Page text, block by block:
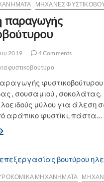
ΜΗΧΑΝΈΣ
παραγωγής
2019
4 Comments
φυστικοβούτυρο
φυστικοβούτυρου
, σουσαμιού , σοκολάτας.
μύλου για άλεση
αράπικο φυστίκι, πάστα…
ΜΗΧΑΝΉΜΑΤΑ